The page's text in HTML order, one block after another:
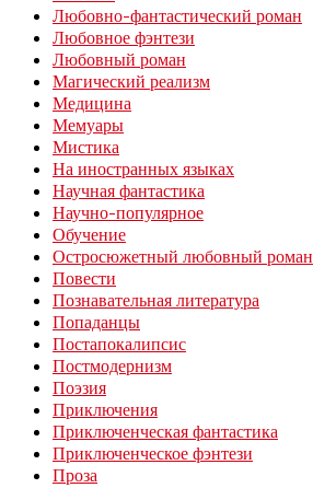
Любовно-фантастический роман
Любовное фэнтези
Любовный роман
Магический реализм
Медицина
Мемуары
Мистика
На иностранных языках
Научная фантастика
Научно-популярное
Обучение
Остросюжетный любовный роман
Повести
Познавательная литература
Попаданцы
Постапокалипсис
Постмодернизм
Поэзия
Приключения
Приключенческая фантастика
Приключенческое фэнтези
Проза